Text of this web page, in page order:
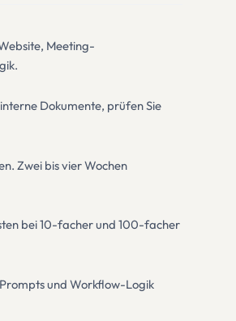
Meeting-
Dokumente, prüfen Sie
Zwei bis vier Wochen
bei 10-facher und 100-facher
und Workflow-Logik